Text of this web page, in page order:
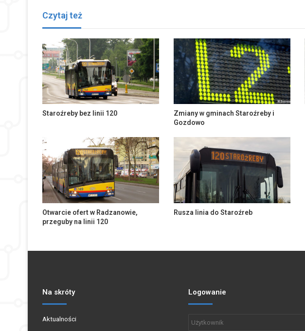
Czytaj też
Staroźreby bez linii 120
Zmiany w gminach Staroźreby i
Gozdowo
Otwarcie ofert w Radzanowie,
przeguby na linii 120
Rusza linia do Staroźreb
Na skróty
Aktualności
Logowanie